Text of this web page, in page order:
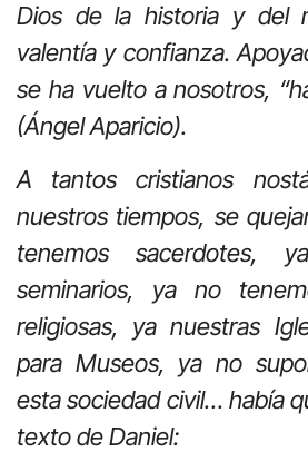
Dios de la historia y del
valentía y confianza.
se ha vuelto a nosotros,
(Ángel Aparicio).
A tantos cristianos
nuestros tiempos, se
tenemos sacerdotes,
seminarios, ya no
religiosas, ya nuestras
para Museos, ya no
esta sociedad civil… había
texto de Daniel: